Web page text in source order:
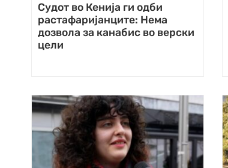
Судот во Кенија ги одби
растафаријанците: Нема
дозвола за канабис во верски
цели